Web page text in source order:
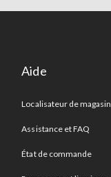
Aide
Localisateur de magasin
Assistance et FAQ
État de commande